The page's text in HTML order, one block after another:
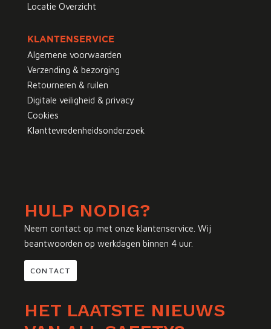
Locatie Overzicht
KLANTENSERVICE
Algemene voorwaarden
Verzending & bezorging
Retourneren & ruilen
Digitale veiligheid & privacy
Cookies
Klanttevredenheidsonderzoek
HULP NODIG?
Neem contact op met onze klantenservice. Wij
beantwoorden op werkdagen binnen 4 uur.
CONTACT
HET LAATSTE NIEUWS